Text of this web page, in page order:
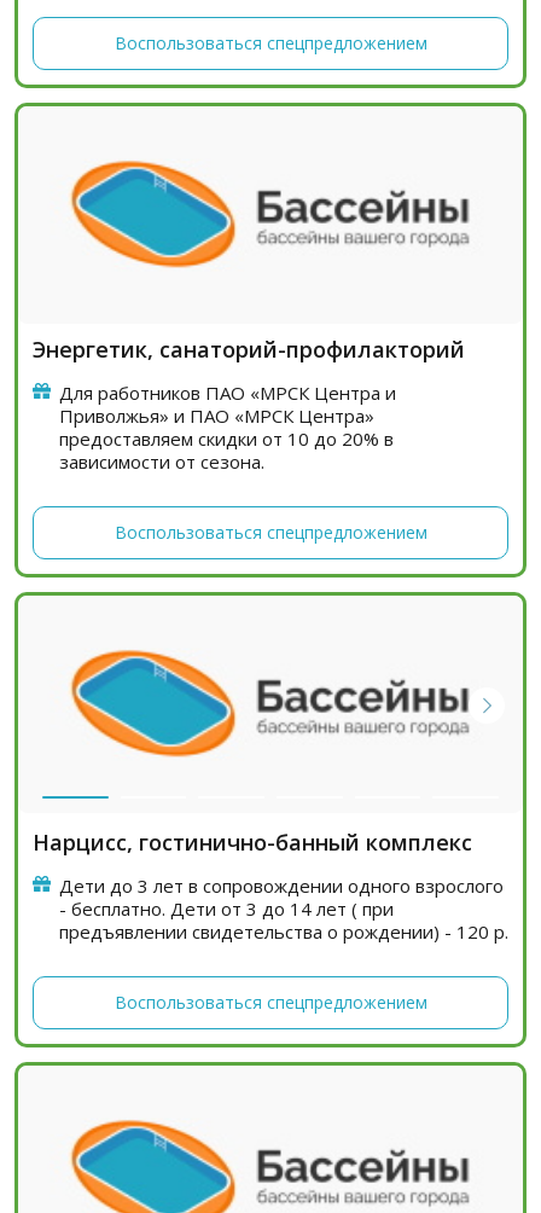
Воспользоваться спецпредложением
Энергетик, санаторий-профилакторий
Для работников ПАО «МРСК Центра и
Приволжья» и ПАО «МРСК Центра»
предоставляем скидки от 10 до 20% в
зависимости от сезона.
Воспользоваться спецпредложением
Нарцисс, гостинично-банный комплекс
Дети до 3 лет в сопровождении одного взрослого
- бесплатно. Дети от 3 до 14 лет ( при
предъявлении свидетельства о рождении) - 120 р.
Воспользоваться спецпредложением